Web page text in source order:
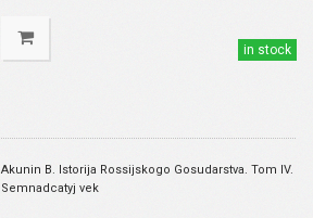
in stock
Akunin B. Istorija Rossijskogo Gosudarstva. Tom IV.
Semnadcatyj vek